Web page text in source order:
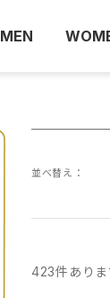
MEN
並べ替え：
423件ありま